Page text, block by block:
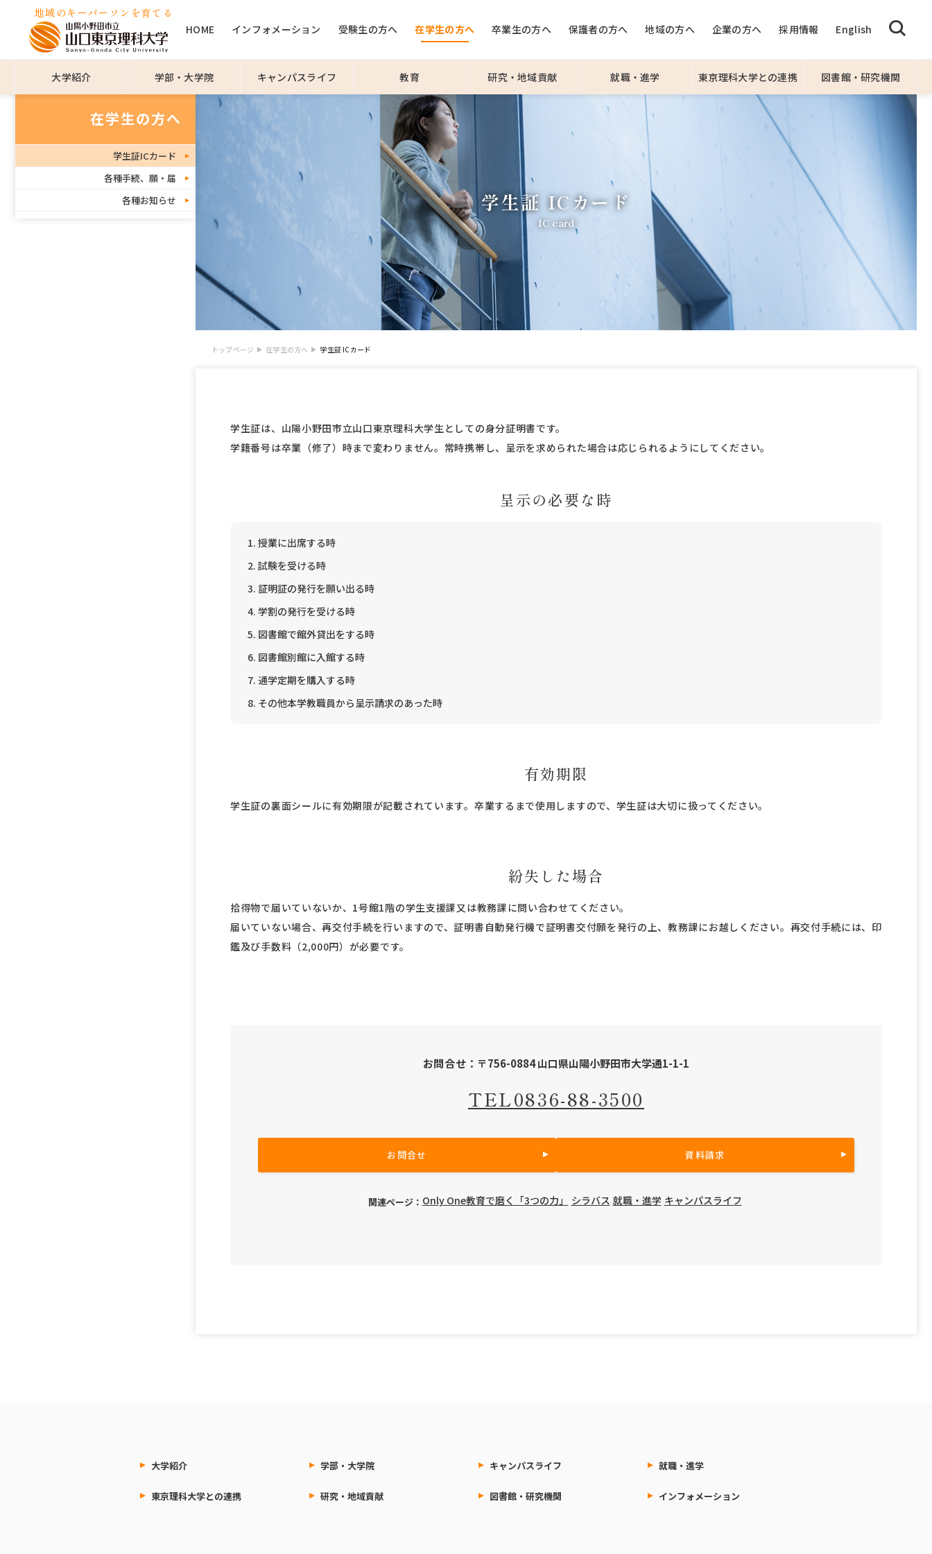
地域のキーパーソンを育てる
HOME
インフォメーション 受験生の方へ 在学生の方へ 卒業生の方へ 保護者の方へ 地域の方へ 企業の方へ 採用情報 English
大学紹介 学部・大学院 キャンパスライフ 教育 研究・地域貢献 就職・進学 東京理科大学との連携 図書館・研究機関
学生証 ICカード
IC card
トップページ 在学生の方へ 学生証 ICカード
在学生の方へ
学生証ICカード
各種手続、願・届
各種お知らせ
学生証は、山陽小野田市立山口東京理科大学生としての身分証明書です。
学籍番号は卒業（修了）時まで変わりません。常時携帯し、呈示を求められた場合は応じられるようにしてください。
呈示の必要な時
授業に出席する時
試験を受ける時
証明証の発行を願い出る時
学割の発行を受ける時
図書館で館外貸出をする時
図書館別館に入館する時
通学定期を購入する時
その他本学教職員から呈示請求のあった時
有効期限
学生証の裏面シールに有効期限が記載されています。卒業するまで使用しますので、学生証は大切に扱ってください。
紛失した場合
拾得物で届いていないか、1号館1階の学生支援課又は教務課に問い合わせてください。
届いていない場合、再交付手続を行いますので、証明書自動発行機で証明書交付願を発行の上、教務課にお越しください。再交付手続には、印
鑑及び手数料（2,000円）が必要です。
お問合せ： 〒756-0884 山口県山陽小野田市大学通1-1-1
TEL0836-88-3500
お問合せ 資料請求
関連ページ：Only One教育で磨く「3つの力」 シラバス 就職・進学 キャンパスライフ
大学紹介 学部・大学院 キャンパスライフ 就職・進学
東京理科大学との連携 研究・地域貢献 図書館・研究機関 インフォメーション